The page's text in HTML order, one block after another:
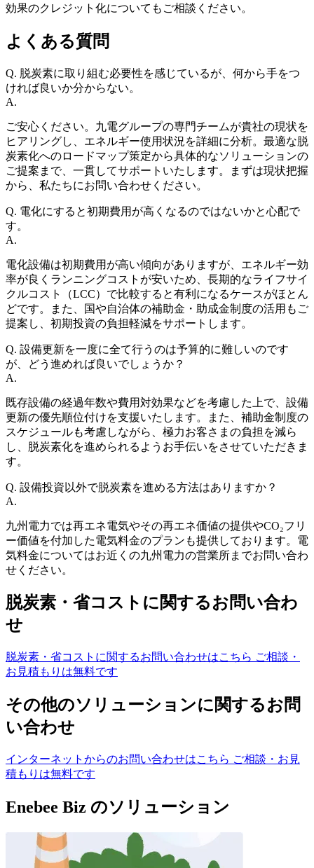
効果のクレジット化についてもご相談ください。
よくある質問
Q. 脱炭素に取り組む必要性を感じているが、何から手をつ
ければ良いか分からない。
A.
ご安心ください。九電グループの専門チームが貴社の現状を
ヒアリングし、エネルギー使用状況を詳細に分析。最適な脱
炭素化へのロードマップ策定から具体的なソリューションの
ご提案まで、一貫してサポートいたします。まずは現状把握
から、私たちにお問い合わせください。
Q. 電化にすると初期費用が高くなるのではないかと心配で
す。
A.
電化設備は初期費用が高い傾向がありますが、エネルギー効
率が良くランニングコストが安いため、長期的なライフサイ
クルコスト（LCC）で比較すると有利になるケースがほとん
どです。また、国や自治体の補助金・助成金制度の活用もご
提案し、初期投資の負担軽減をサポートします。
Q. 設備更新を一度に全て行うのは予算的に難しいのです
が、どう進めれば良いでしょうか？
A.
既存設備の経過年数や費用対効果などを考慮した上で、設備
更新の優先順位付けを支援いたします。また、補助金制度の
スケジュールも考慮しながら、極力お客さまの負担を減ら
し、脱炭素化を進められるようお手伝いをさせていただきま
す。
Q. 設備投資以外で脱炭素を進める方法はありますか？
A.
九州電力では再エネ電気やその再エネ価値の提供やCO₂フリ
ー価値を付加した電気料金のプランも提供しております。電
気料金についてはお近くの九州電力の営業所までお問い合わ
せください。
脱炭素・省コストに関するお問い合わ
せ
脱炭素・省コストに関するお問い合わせはこちら ご相談・
お見積もりは無料です
その他のソリューションに関するお問
い合わせ
インターネットからのお問い合わせはこちら ご相談・お見
積もりは無料です
Enebee Biz のソリューション